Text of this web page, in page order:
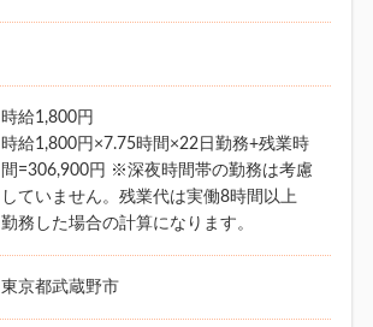
時給1,800円
時給1,800円×7.75時間×22日勤務+残業時
間=306,900円 ※深夜時間帯の勤務は考慮
していません。残業代は実働8時間以上
勤務した場合の計算になります。
東京都武蔵野市